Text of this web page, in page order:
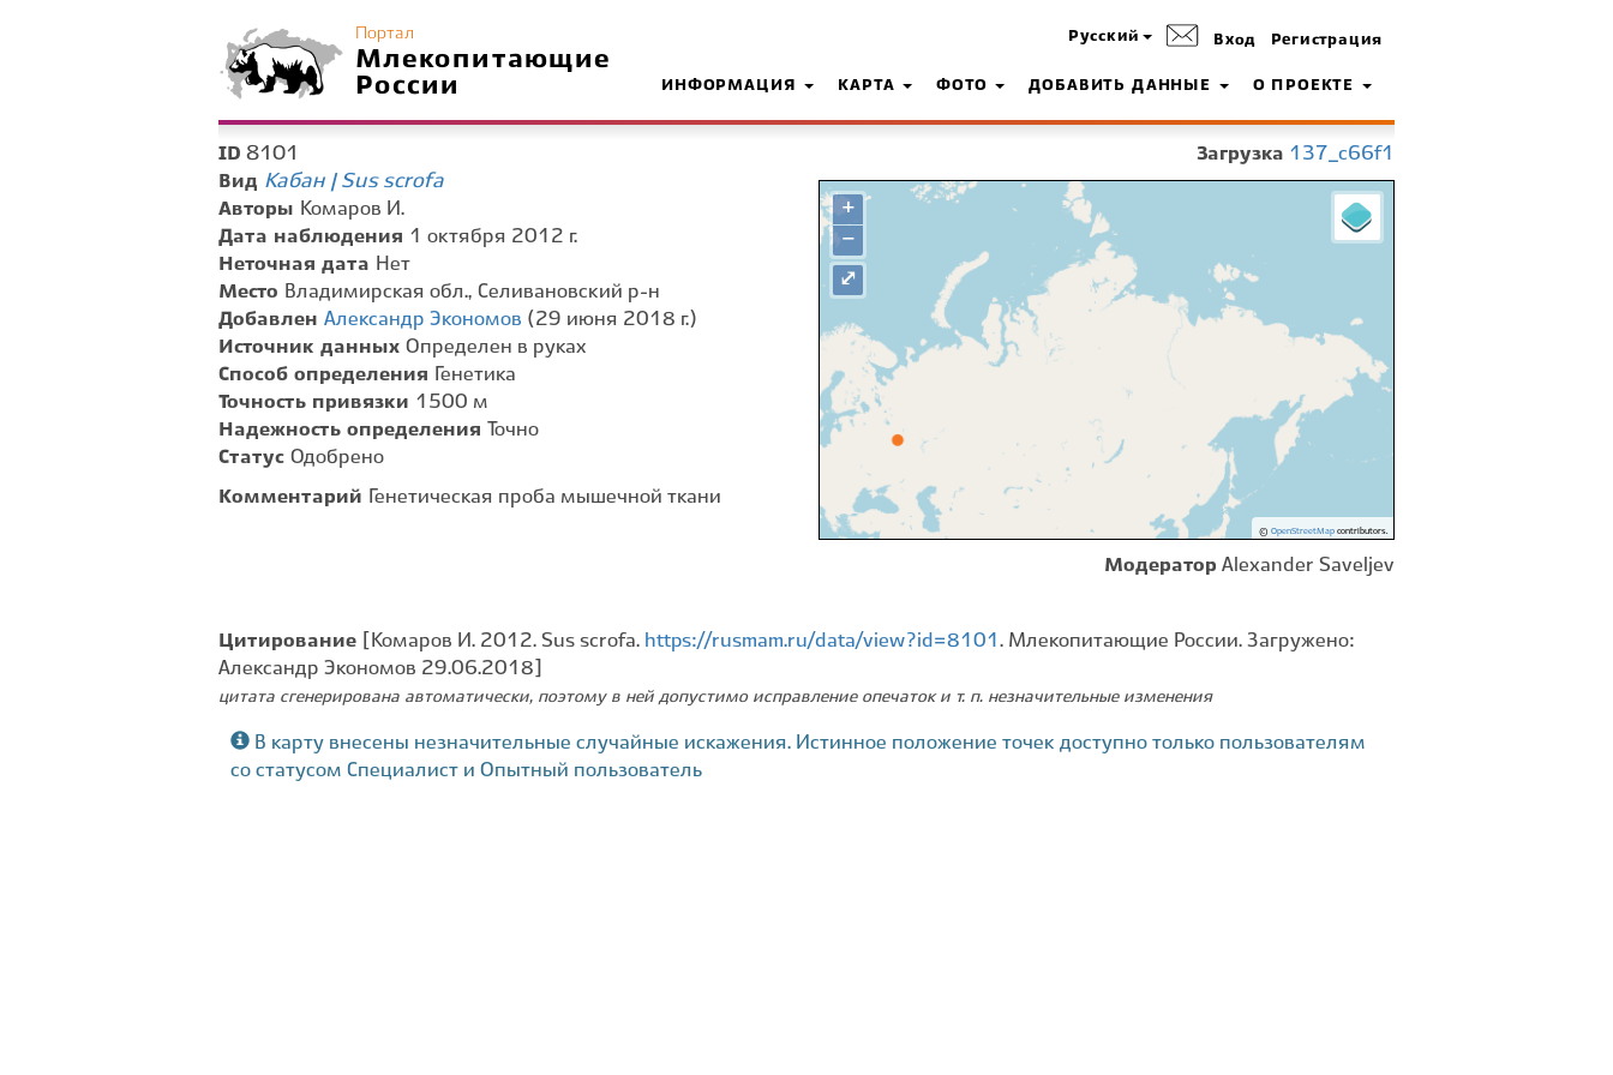
Портал
Млекопитающие
России
Русский Вход Регистрация
ИНФОРМАЦИЯ КАРТА ФОТО ДОБАВИТЬ ДАННЫЕ О ПРОЕКТЕ
ID 8101
Вид Кабан | Sus scrofa
Авторы Комаров И.
Дата наблюдения 1 октября 2012 г.
Неточная дата Нет
Место Владимирская обл., Селивановский р-н
Добавлен Александр Экономов (29 июня 2018 г.)
Источник данных Определен в руках
Способ определения
Генетика
Точность привязки 1500 м
Надежность определения
Точно
Статус Одобрено
Комментарий Генетическая проба мышечной ткани
Загрузка 137_c66f1
+
−
© OpenStreetMapcontributors.
⤢
Модератор Alexander Saveljev
Цитирование [Комаров И. 2012. Sus scrofa. https://rusmam.ru/data/view?id=8101 . Млекопитающие России. Загружено:
Александр Экономов 29.06.2018]
цитата сгенерирована автоматически, поэтому в ней допустимо исправление опечаток и т. п. незначительные изменения
В карту внесены незначительные случайные искажения. Истинное положение точек доступно только пользователям
со статусом Специалист и Опытный пользователь